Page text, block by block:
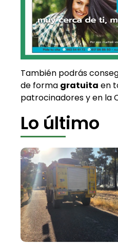
También podrás
de forma gratuita en
patrocinadores y en la
Lo último